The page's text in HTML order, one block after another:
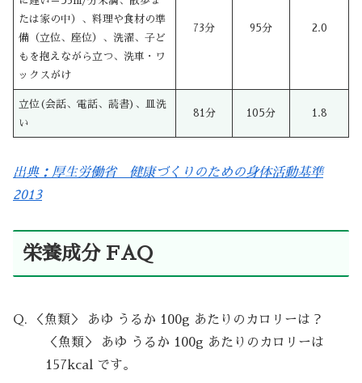
たは家の中）、料理や食材の準
備（立位、座位）、洗濯、子ど
もを抱えながら立つ、洗車・ワ
ックスがけ
73分 95分 2.0
立位(会話、電話、読書)、皿洗
い
81分 105分 1.8
出典：厚生労働省 健康づくりのための身体活動基準
2013
栄養成分 FAQ
Q. ＜魚類＞ あゆ うるか 100g あたりのカロリーは？
＜魚類＞ あゆ うるか 100g あたりのカロリーは
157kcal です。